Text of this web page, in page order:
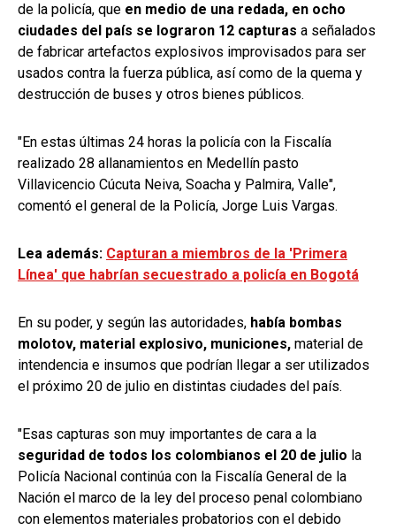
de la policía, que en medio de una redada, en ocho
ciudades del país se lograron 12 capturas a señalados
de fabricar artefactos explosivos improvisados para ser
usados contra la fuerza pública, así como de la quema y
destrucción de buses y otros bienes públicos.
"En estas últimas 24 horas la policía con la Fiscalía
realizado 28 allanamientos en Medellín pasto
Villavicencio Cúcuta Neiva, Soacha y Palmira, Valle",
comentó el general de la Policía, Jorge Luis Vargas.
Lea además: Capturan a miembros de la 'Primera
Línea' que habrían secuestrado a policía en Bogotá
En su poder, y según las autoridades, había bombas
molotov, material explosivo, municiones, material de
intendencia e insumos que podrían llegar a ser utilizados
el próximo 20 de julio en distintas ciudades del país.
"Esas capturas son muy importantes de cara a la
seguridad de todos los colombianos el 20 de julio la
Policía Nacional continúa con la Fiscalía General de la
Nación el marco de la ley del proceso penal colombiano
con elementos materiales probatorios con el debido